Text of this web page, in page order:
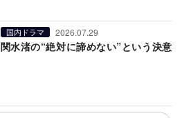
国内ドラマ 2026.07.29
関水渚の“絶対に諦めない”という決意